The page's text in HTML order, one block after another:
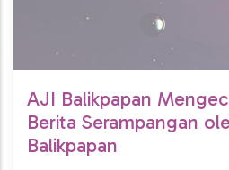
AJI Balikpapan
Berita Serampangan
Balikpapan